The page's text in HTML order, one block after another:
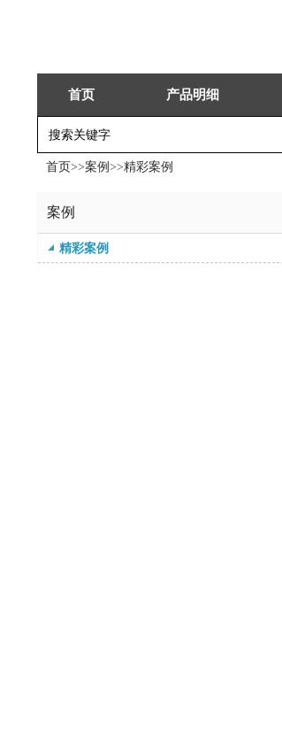
首页 产品明细
首页>>案例 >>精彩案例
案例
精彩案例